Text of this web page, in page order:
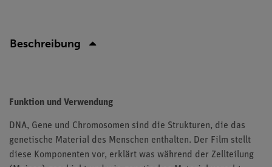
Beschreibung
Funktion und Verwendung
DNA, Gene und Chromosomen sind die Strukturen, die das
genetische Material des Menschen enthalten. Der Film stellt
diese Komponenten vor, erklärt was während der Zellteilung